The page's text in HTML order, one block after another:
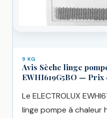
9 KG
Avis Sèche linge
EWHI619G5BO — Prix
Le ELECTROLUX
linge pompe à chaleur